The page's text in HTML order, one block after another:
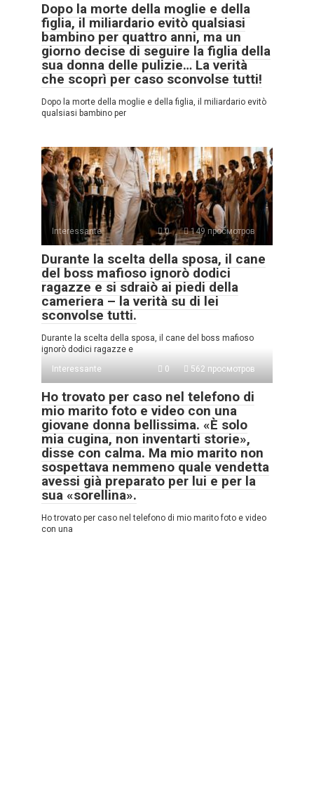
Dopo la morte della moglie e della
figlia, il miliardario evitò qualsiasi
bambino per quattro anni, ma un
giorno decise di seguire la figlia della
sua donna delle pulizie… La verità
che scoprì per caso sconvolse tutti!
Dopo la morte della moglie e della figlia, il miliardario evitò
qualsiasi bambino per
Interessante 0 149 просмотров
Durante la scelta della sposa, il cane
del boss mafioso ignorò dodici
ragazze e si sdraiò ai piedi della
cameriera – la verità su di lei
sconvolse tutti.
Durante la scelta della sposa, il cane del boss mafioso
ignorò dodici ragazze e
Interessante
0 562 просмотров
Ho trovato per caso nel telefono di
mio marito foto e video con una
giovane donna bellissima. «È solo
mia cugina, non inventarti storie»,
disse con calma. Ma mio marito non
sospettava nemmeno quale vendetta
avessi già preparato per lui e per la
sua «sorellina».
Ho trovato per caso nel telefono di mio marito foto e video
con una